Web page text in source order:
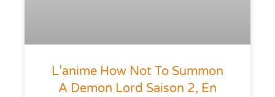
L’anime How Not To Summon
A Demon Lord Saison 2, En